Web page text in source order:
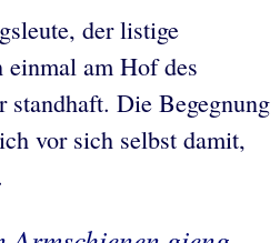
der listige
einmal am Hof des
Die Begegnung
vor sich selbst damit,